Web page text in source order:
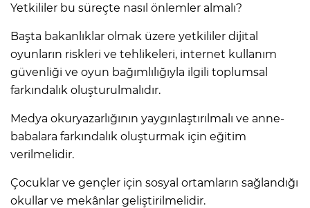
Yetkililer bu süreçte nasıl önlemler almalı?
Başta bakanlıklar olmak üzere yetkililer dijital
oyunların riskleri ve tehlikeleri, internet kullanım
güvenliği ve oyun bağımlılığıyla ilgili toplumsal
farkındalık oluşturulmalıdır.
Medya okuryazarlığının yaygınlaştırılmalı ve anne-
babalara farkındalık oluşturmak için eğitim
verilmelidir.
Çocuklar ve gençler için sosyal ortamların sağlandığı
okullar ve mekânlar geliştirilmelidir.